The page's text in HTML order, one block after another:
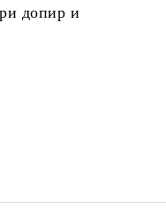
допир и